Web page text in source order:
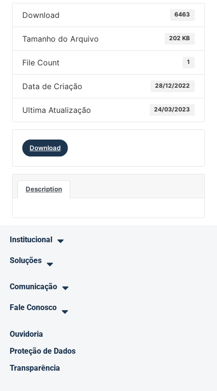
Download 6463
Tamanho do Arquivo 202 KB
File Count 1
Data de Criação 28/12/2022
Ultima Atualização 24/03/2023
Download
Description
Institucional
Soluções
Comunicação
Fale Conosco
Ouvidoria
Proteção de Dados
Transparência